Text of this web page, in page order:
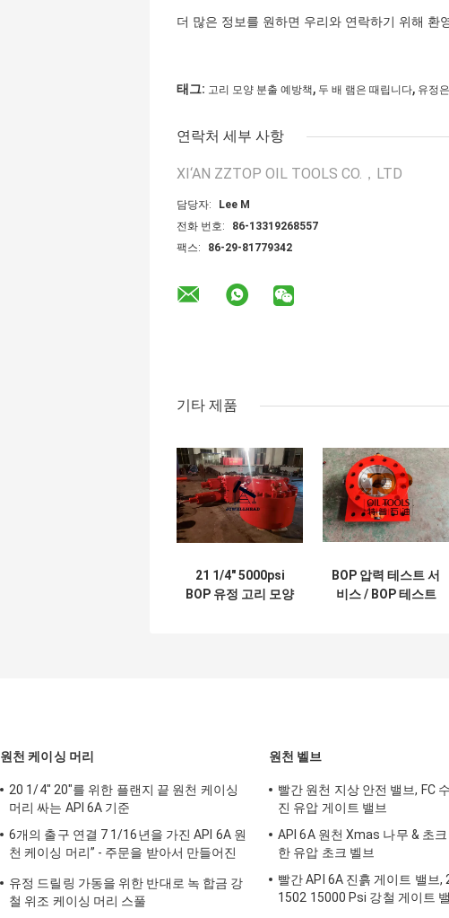
더 많은 정보를 원하면 우리와 연락하기 위해 환
태그: 고리 모양 분출 예방책, 두 배 램은 때립니다, 유정
연락처 세부 사항
XI‘AN ZZTOP OIL TOOLS CO.，LTD
담당자:
Lee M
전화 번호:
86-13319268557
팩스:
86-29-81779342
기타 제품
21 1/4″ 5000psi
BOP 유정 고리 모양
BOP 압력 테스트 서
비스 / BOP 테스트
원천 케이싱 머리
20 1/4" 20"를 위한 플랜지 끝 원천 케이싱
머리 싸는 API 6A 기준
6개의 출구 연결 7 1/16년을 가진 API 6A 원
천 케이싱 머리” - 주문을 받아서 만들어진
유정 드릴링 가동을 위한 반대로 녹 합금 강
철 위조 케이싱 머리 스풀
원천 벨브
빨간 원천 지상 안전 밸브, FC
진 유압 게이트 밸브
API 6A 원천 Xmas 나무 & 초
한 유압 초크 벨브
빨간 API 6A 진흙 게이트 밸브,
1502 15000 Psi 강철 게이트